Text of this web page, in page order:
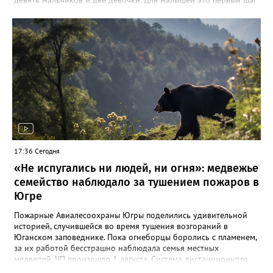
важный день. Это уже второе подобное мероприятие в Югре.
Первое прошло в июле, в День крещения Руси, в Ханты-
Мансийске. Добрая традиция зародилась благодаря
соглашению между окружным Департаментом социального
развития и Ханты-Мансийской митрополией Русской
Православной Церкви. Владыка Павел отметил, что готов
продолжать эту практику и в других городах региона: «Я буду
совершать это везде, где будет желание, — ради наших детей,
ради духовного здоровья общества».
17:36 Сегодня
«Не испугались ни людей, ни огня»: медвежье
семейство наблюдало за тушением пожаров в
Югре
Пожарные Авиалесоохраны Югры поделились удивительной
историей, случившейся во время тушения возгораний в
Юганском заповеднике. Пока огнеборцы боролись с пламенем,
за их работой бесстрашно наблюдала семья местных
медведей. ЧП произошло 1 августа. Система дистанционного